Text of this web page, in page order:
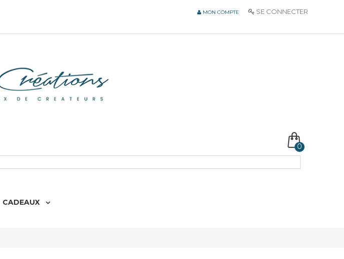
MON COMPTE SE CONNECTER
0
CADEAUX